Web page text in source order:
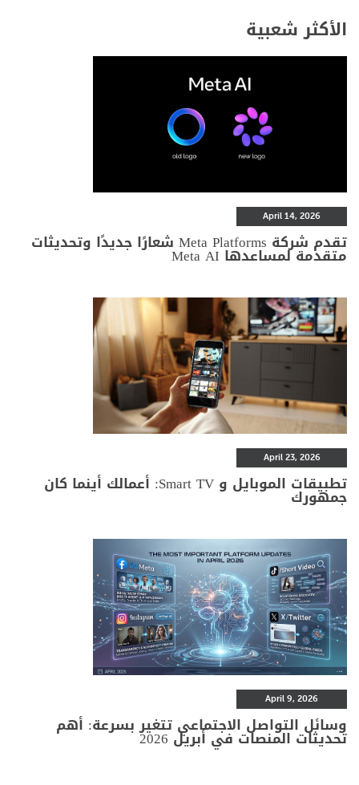
الأكثر شعبية
April 14, 2026
تقدم شركة Meta Platforms شعارًا جديدًا وتحديثات
متقدمة لمساعدها Meta AI
April 23, 2026
تطبيقات الموبايل و Smart TV: أعمالك أينما كان
جمهورك
April 9, 2026
وسائل التواصل الاجتماعي تتغير بسرعة: أهم
تحديثات المنصات في أبريل 2026